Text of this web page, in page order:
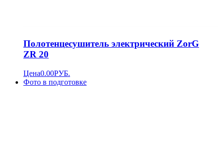
Полотенцесушитель электрический ZorG
ZR 20
Цена0.00РУБ.
Фото в подготовке